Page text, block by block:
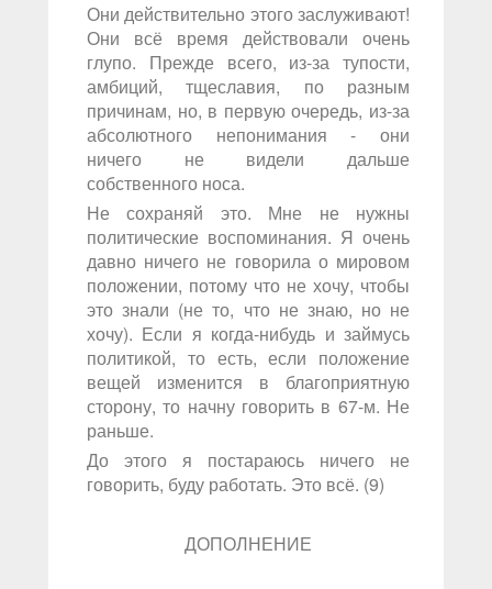
Они действительно этого заслуживают!
Они всё время действовали очень
глупо. Прежде всего, из-за тупости,
амбиций, тщеславия, по разным
причинам, но, в первую очередь, из-за
абсолютного непонимания - они
ничего не видели дальше
собственного носа.
Не сохраняй это. Мне не нужны
политические воспоминания. Я очень
давно ничего не говорила о мировом
положении, потому что не хочу, чтобы
это знали (не то, что не знаю, но не
хочу). Если я когда-нибудь и займусь
политикой, то есть, если положение
вещей изменится в благоприятную
сторону, то начну говорить в 67-м. Не
раньше.
До этого я постараюсь ничего не
говорить, буду работать. Это всё. (9)
ДОПОЛНЕНИЕ